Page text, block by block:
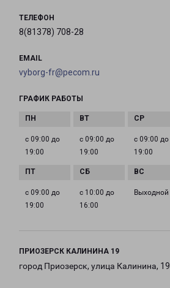
ТЕЛЕФОН
8(81378) 708-28
EMAIL
vyborg-fr@pecom.ru
ГРАФИК РАБОТЫ
с 09:00 до
19:00
с 09:00 до
19:00
с 09:00 до
19:00
с 09:00 до
19:00
с 10:00 до
16:00
Выходной
ПРИОЗЕРСК КАЛИНИНА 19
город Приозерск, улица Калинина, 19